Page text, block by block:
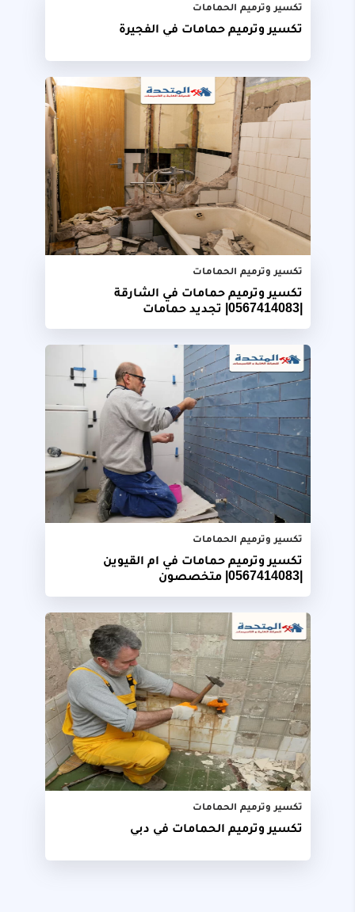
تكسير وترميم الحمامات
تكسير وترميم حمامات في الفجيرة
تكسير وترميم الحمامات
تكسير وترميم حمامات في الشارقة
|0567414083| تجديد حمامات
تكسير وترميم الحمامات
تكسير وترميم حمامات في ام القيوين
|0567414083| متخصصون
تكسير وترميم الحمامات
تكسير وترميم الحمامات في دبي